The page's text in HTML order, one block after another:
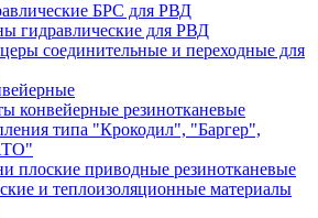
БРС для РВД
гидравлические для РВД
соединительные и переходные для
конвейерные резинотканевые
типа "Крокодил", "Баргер",
плоские приводные резинотканевые
и теплоизоляционные материалы